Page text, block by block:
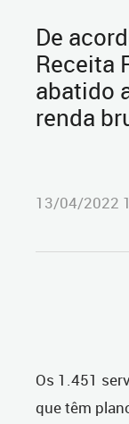
De
Receita
abatido
renda
13/04/2022
Os 1.451
que têm